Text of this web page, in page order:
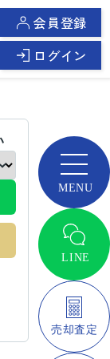
会員登録
ログイン